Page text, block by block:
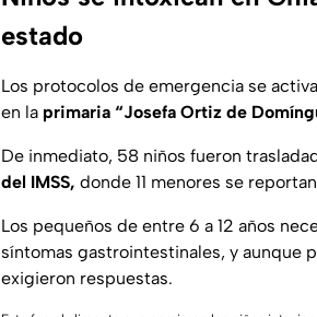
estado
Los protocolos de emergencia se
en la primaria “Josefa Ortiz de
De inmediato, 58 niños fueron
del IMSS, donde 11 menores se
Los pequeños de entre 6 a 12 años
síntomas gastrointestinales, y aunque
exigieron respuestas.